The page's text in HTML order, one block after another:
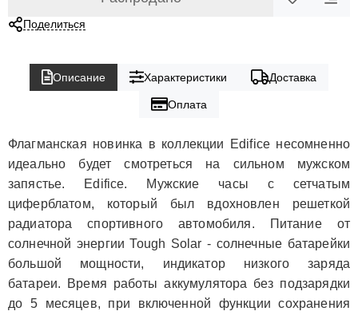
Поделиться
Описание Характеристики Доставка
Оплата
Флагманская новинка в коллекции Edifice несомненно
идеально будет смотреться на сильном мужском
запястье. Edifice. Мужские часы с сетчатым
циферблатом, который был вдохновлен решеткой
радиатора спортивного автомобиля. Питание от
солнечной энергии Tough Solar - солнечные батарейки
большой мощности, индикатор низкого заряда
батареи. Время работы аккумулятора без подзарядки
до 5 месяцев, при включенной функции сохранения